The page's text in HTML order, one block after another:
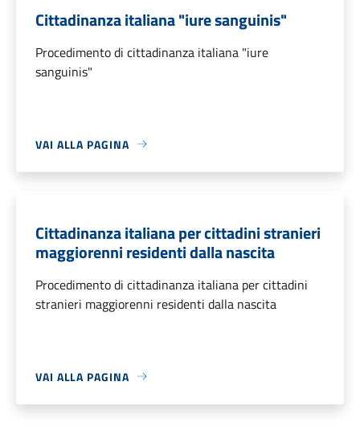
Cittadinanza italiana "iure sanguinis"
Procedimento di cittadinanza italiana "iure
sanguinis"
VAI ALLA PAGINA
Cittadinanza italiana per cittadini stranieri
maggiorenni residenti dalla nascita
Procedimento di cittadinanza italiana per cittadini
stranieri maggiorenni residenti dalla nascita
VAI ALLA PAGINA